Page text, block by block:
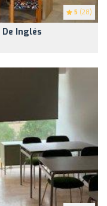
5 (28)
Inglés